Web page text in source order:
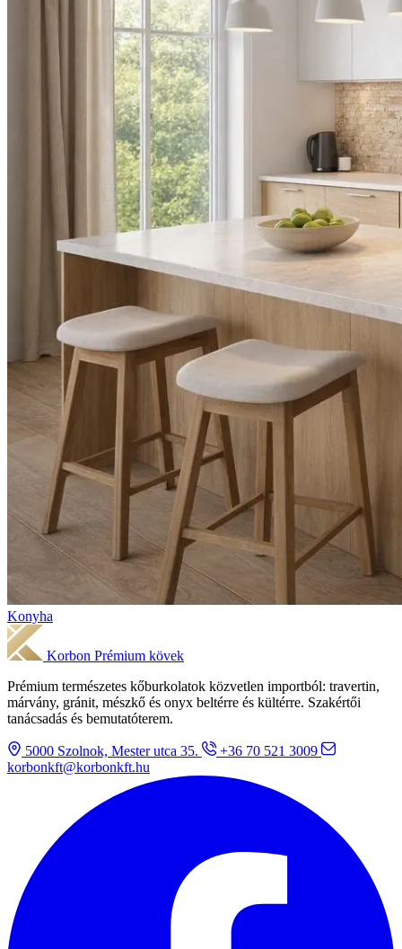
Konyha
Korbon Prémium kövek
Prémium természetes kőburkolatok közvetlen importból: travertin,
márvány, gránit, mészkő és onyx beltérre és kültérre. Szakértői
tanácsadás és bemutatóterem.
5000 Szolnok, Mester utca 35.
+36 70 521 3009
korbonkft@korbonkft.hu